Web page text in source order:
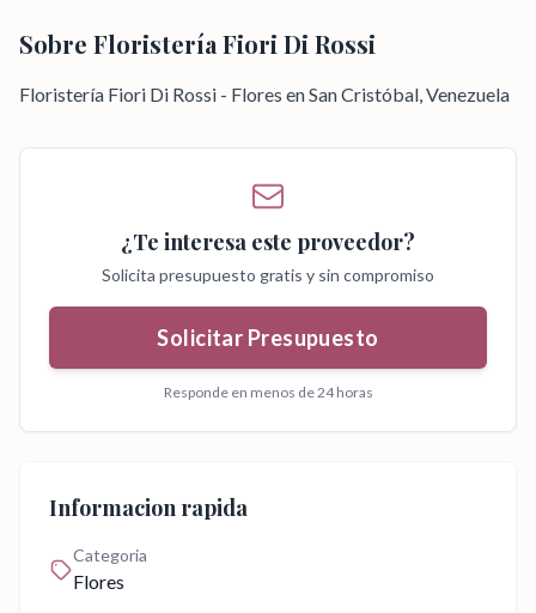
Sobre Floristería Fiori Di Rossi
Floristería Fiori Di Rossi - Flores en San Cristóbal, Venezuela
¿Te interesa este proveedor?
Solicita presupuesto gratis y sin compromiso
Solicitar Presupuesto
Responde en menos de 24 horas
Informacion rapida
Categoria
Flores